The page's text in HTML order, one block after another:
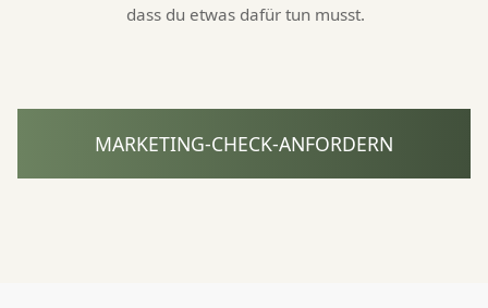
dass du etwas dafür tun musst.
MARKETING-CHECK-ANFORDERN